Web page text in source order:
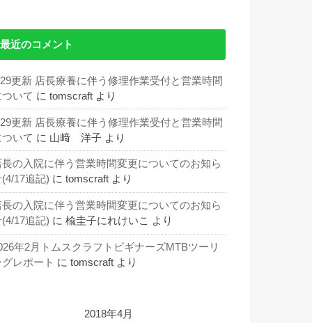
最近のコメント
更新 店長療養に伴う修理作業受付と営業時間
いて に tomscraft より
更新 店長療養に伴う修理作業受付と営業時間
いて に 山﨑 洋子 より
長の入院に伴う営業時間変更についてのお知ら
(4/17追記) に tomscraft より
長の入院に伴う営業時間変更についてのお知ら
(4/17追記) に 楡圭子にれけいこ より
年2月トムスクラフトビギナーズMTBツーリ
レポート に tomscraft より
2018年4月